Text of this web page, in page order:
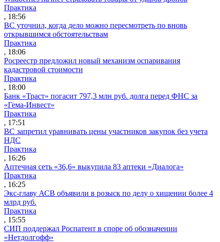
Практика
, 18:56
ВС уточнил, когда дело можно пересмотреть по вновь
открывшимся обстоятельствам
Практика
, 18:06
Росреестр предложил новый механизм оспаривания
кадастровой стоимости
Практика
, 18:00
Банк «Траст» погасит 797,3 млн руб. долга перед ФНС за
«Гема-Инвест»
Практика
, 17:51
ВС запретил уравнивать цены участников закупок без учета
НДС
Практика
, 16:26
Аптечная сеть «36,6» выкупила 83 аптеки «Диалога»
Практика
, 16:25
Экс-главу АСВ объявили в розыск по делу о хищении более 4
млрд руб.
Практика
, 15:55
СИП поддержал Роспатент в споре об обозначении
«Нетдолгофф»